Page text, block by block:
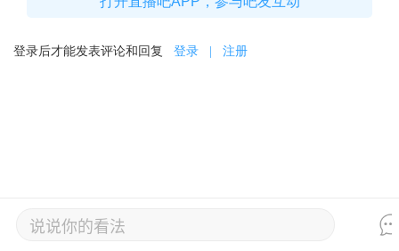
登录后才能发表评论和回复 登录 注册
说说你的看法